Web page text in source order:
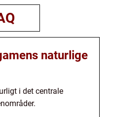
naturlige
i det centrale